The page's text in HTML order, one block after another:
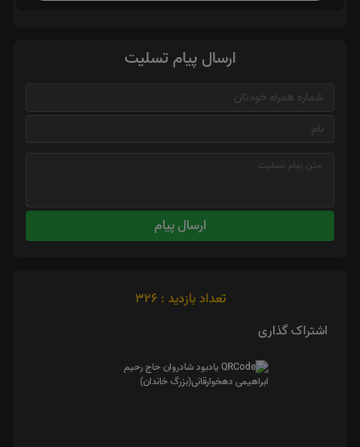
ارسال پیام تسلیت
ارسال پیام
تعداد بازدید : 326
اشتراک گذاری